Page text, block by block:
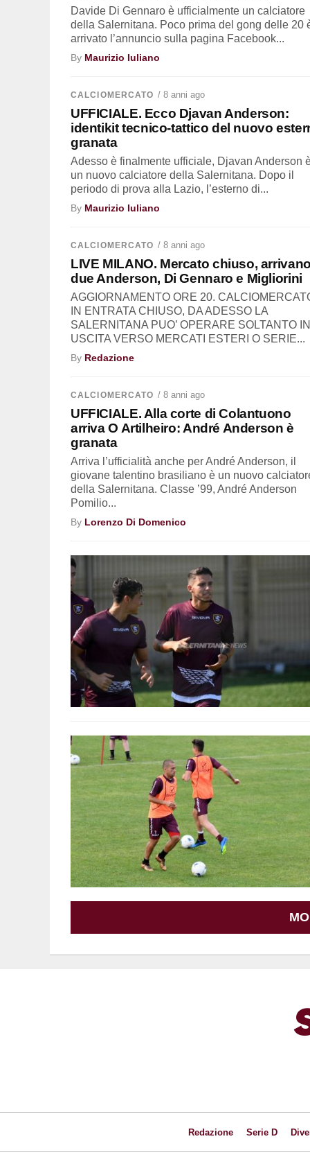
Davide Di Gennaro è ufficialmente un calciatore
della Salernitana. Poco prima del gong delle 20
arrivato l’annuncio sulla pagina Facebook...
By Maurizio Iuliano
CALCIOMERCATO / 8 anni ago
UFFICIALE. Ecco Djavan Anderson:
identikit tecnico-tattico del nuovo
granata
Adesso è finalmente ufficiale, Djavan Anderson
un nuovo calciatore della Salernitana. Dopo il
periodo di prova alla Lazio, l’esterno di...
By Maurizio Iuliano
CALCIOMERCATO / 8 anni ago
LIVE MILANO. Mercato chiuso,
due Anderson, Di Gennaro e Migliorini
AGGIORNAMENTO ORE 20.
IN ENTRATA CHIUSO, DA ADESSO LA
SALERNITANA PUO’ OPERARE SOLTANTO IN
USCITA VERSO MERCATI ESTERI O SERIE...
By Redazione
CALCIOMERCATO / 8 anni ago
UFFICIALE. Alla corte di Colantuono
arriva O Artilheiro: André Anderson è
granata
Arriva l’ufficialità anche per André Anderson, il
giovane talentino brasiliano è un nuovo
della Salernitana. Classe ’99, André Anderson
Pomilio...
By Lorenzo Di Domenico
Redazione Serie D